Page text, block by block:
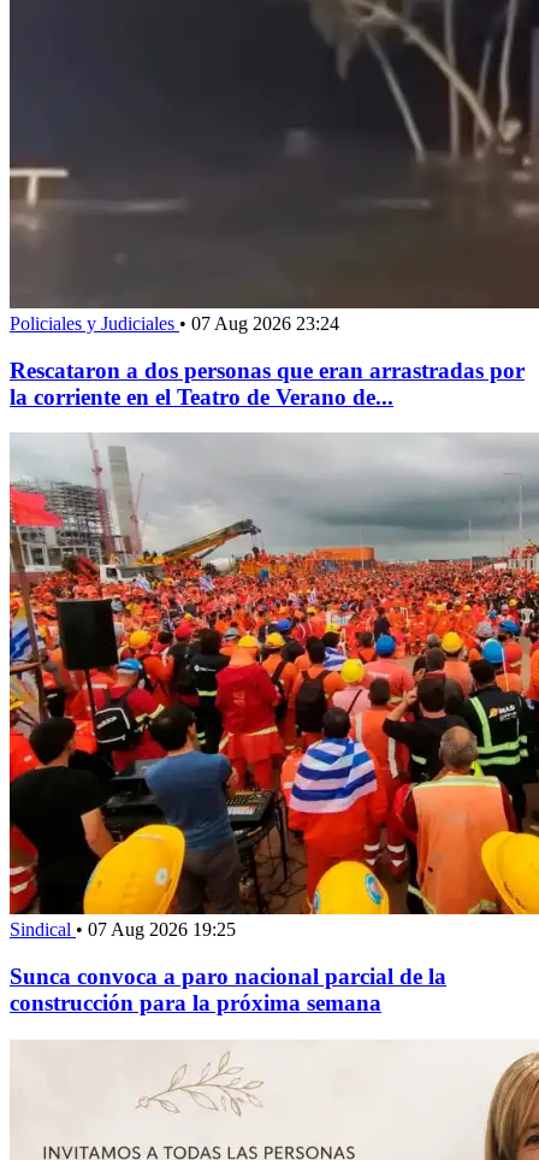
Policiales y Judiciales • 07 Aug 2026 23:24
Rescataron a dos personas que eran arrastradas por
la corriente en el Teatro de Verano de...
Sindical • 07 Aug 2026 19:25
Sunca convoca a paro nacional parcial de la
construcción para la próxima semana